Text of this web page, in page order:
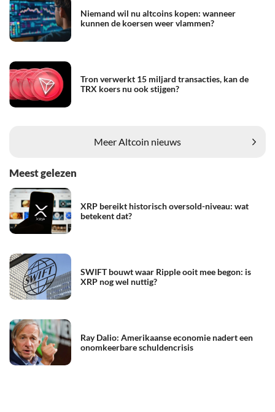
Niemand wil nu altcoins kopen: wanneer
kunnen de koersen weer vlammen?
Tron verwerkt 15 miljard transacties, kan de
TRX koers nu ook stijgen?
Meer Altcoin nieuws
Meest gelezen
XRP bereikt historisch oversold-niveau: wat
betekent dat?
SWIFT bouwt waar Ripple ooit mee begon: is
XRP nog wel nuttig?
Ray Dalio: Amerikaanse economie nadert een
onomkeerbare schuldencrisis